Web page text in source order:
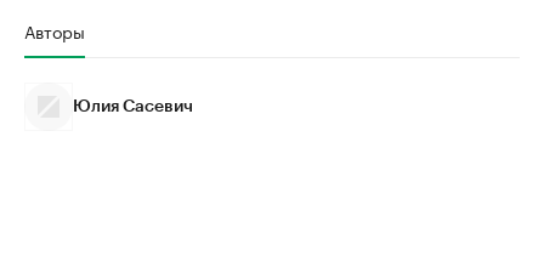
Авторы
Юлия Сасевич